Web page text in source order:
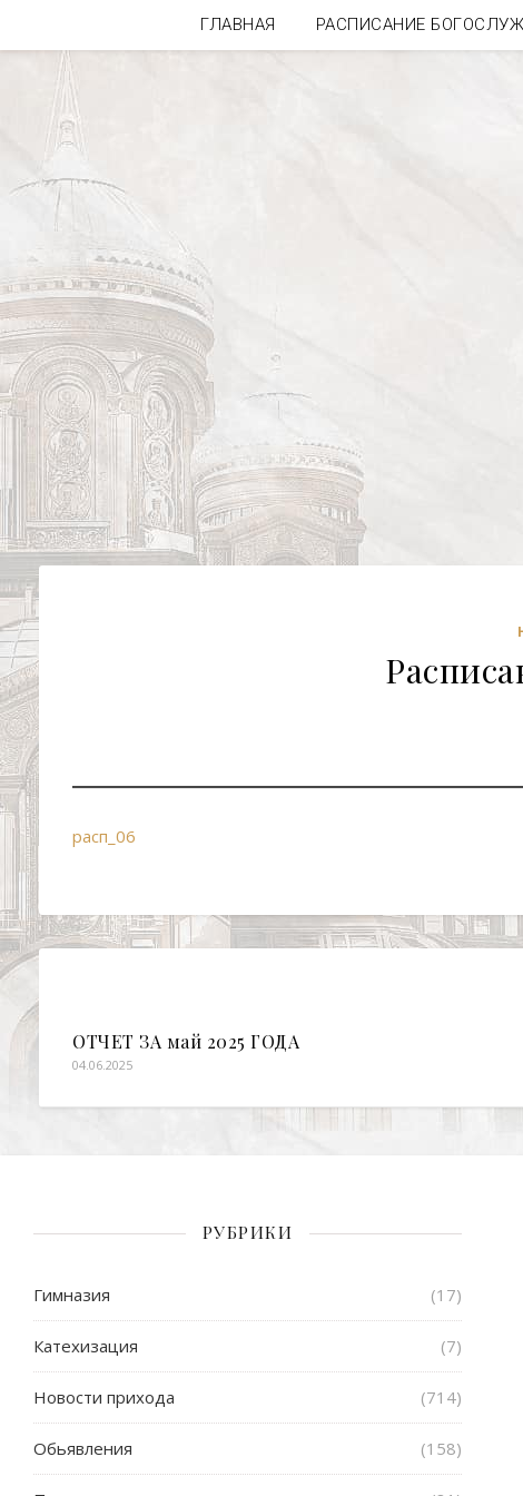
ГЛАВНАЯ РАСПИСАНИЕ
расп_06
ОТЧЕТ ЗА май 2025 ГОДА
04.06.2025
РУБРИКИ
Гимназия (17)
Катехизация (7)
Новости прихода (714)
Обьявления (158)